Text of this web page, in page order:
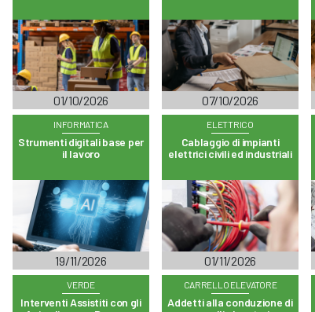
01/10/2026 07/10/2026
INFORMATICA
Strumenti digitali base per
il lavoro
19/11/2026
ELETTRICO
Cablaggio di impianti
elettrici civili ed industriali
01/11/2026
VERDE
Interventi Assistiti con gli
CARRELLO ELEVATORE
Addetti alla conduzione di